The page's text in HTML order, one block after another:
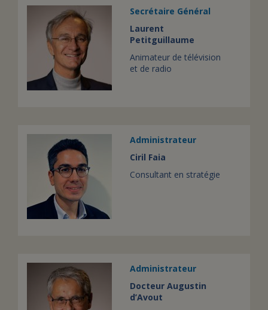
Secrétaire Général
Laurent
Petitguillaume
Animateur de télévision
et de radio
Administrateur
Ciril Faia
Consultant en stratégie
Administrateur
Docteur Augustin
d’Avout